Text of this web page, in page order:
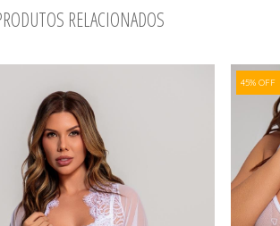
RELACIONADOS
45% OFF